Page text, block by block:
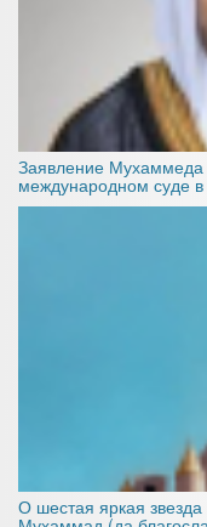
Заявление Мухаммеда
международном суде в
О шестая яркая